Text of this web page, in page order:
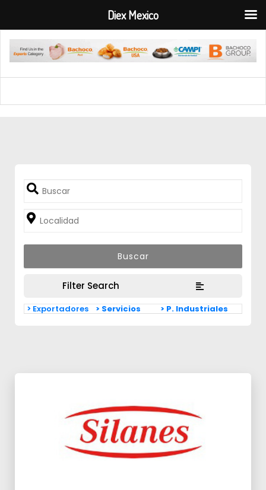
Filter Search
> Exportadores > Servicios > P. Industriales
Diex Mexico